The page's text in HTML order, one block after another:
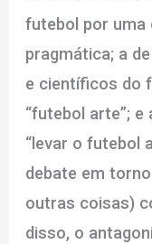
futebol por uma
pragmática; a
e científicos do
“futebol arte”; e
“levar o futebol
debate em
outras coisas)
disso, o